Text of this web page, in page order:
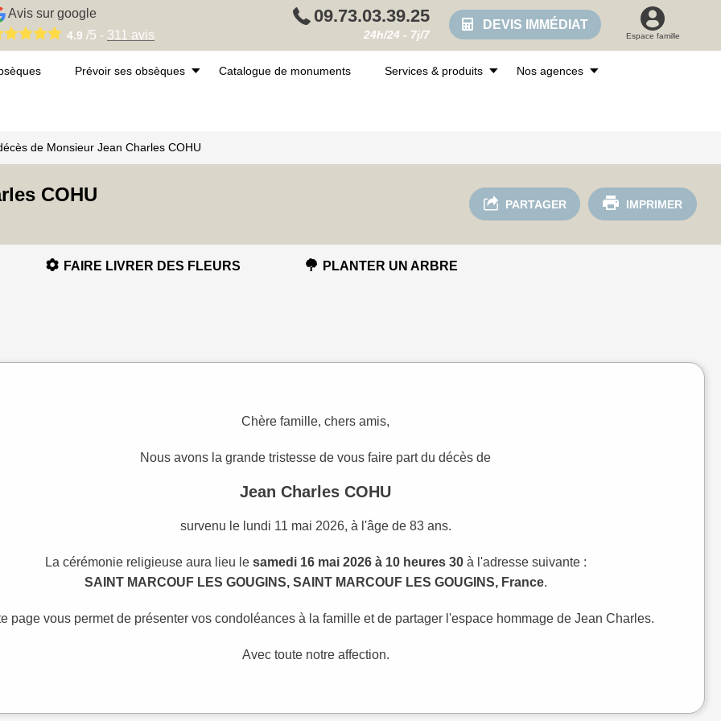
Avis sur google
4.9 /5 - 311 avis
09.73.03.39.25
24h/24 - 7j/7
DEVIS IMMÉDIAT
Espace famille
Prévoir ses obsèques Catalogue de monuments Services & produits Nos agences
de Monsieur Jean Charles COHU
COHU PARTAGER IMPRIMER
FAIRE LIVRER DES FLEURS PLANTER UN ARBRE
Chère famille, chers amis,
Nous avons la grande tristesse de vous faire part du décès de
Jean Charles COHU
survenu le lundi 11 mai 2026, à l'âge de 83 ans.
La cérémonie religieuse aura lieu le samedi 16 mai 2026 à 10 heures 30à l'adresse suivante :
SAINT MARCOUF LES GOUGINS, SAINT MARCOUF LES GOUGINS, France.
page vous permet de présenter vos condoléances à la famille et de partager l'espace hommage de Jean Charles.
Avec toute notre affection.